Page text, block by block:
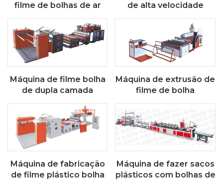
filme de bolhas de ar
de alta velocidade
Máquina de filme bolha
de dupla camada
Máquina de extrusão de
filme de bolha
Máquina de fabricação
de filme plástico bolha
Máquina de fazer sacos
plásticos com bolhas de